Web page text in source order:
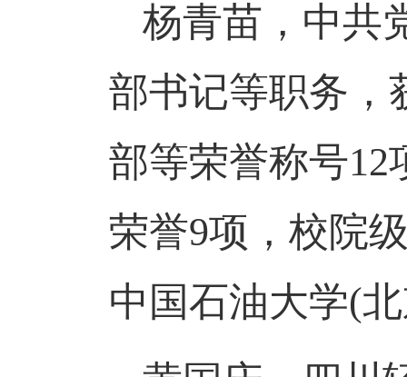
杨青苗，中共
部书记等职务，
部等荣誉称号12
荣誉9项，校院
中国石油大学(